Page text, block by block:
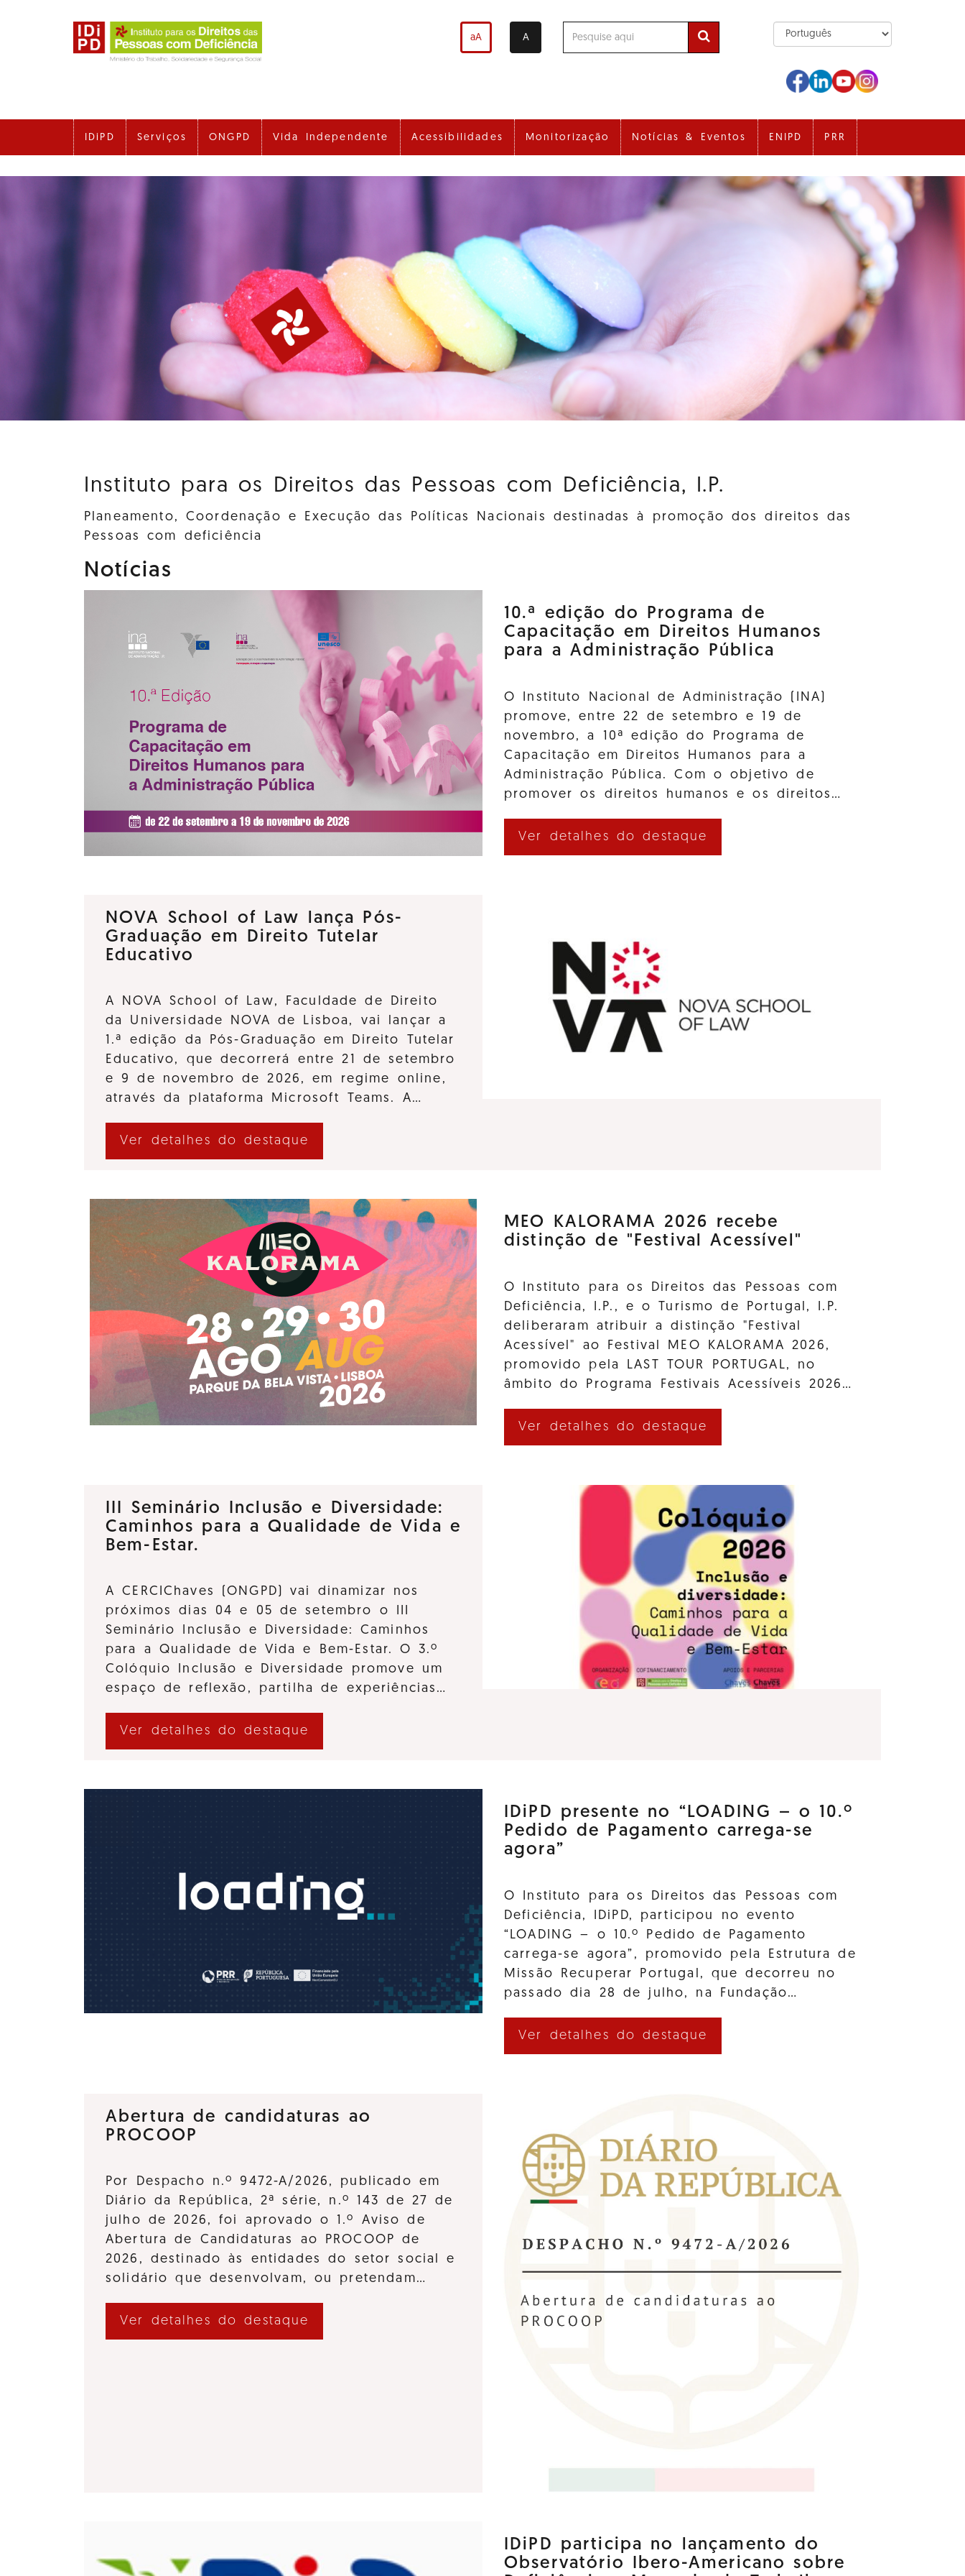
aA A
IDiPD Serviços ONGPD Vida Independente Acessibilidades Monitorização Notícias & Eventos ENIPD PRR
Instituto para os Direitos das Pessoas com Deficiência, I.P.
Planeamento, Coordenação e Execução das Políticas Nacionais destinadas à promoção dos direitos das
Pessoas com deficiência
Notícias
10.ª edição do Programa de
Capacitação em Direitos Humanos
para a Administração Pública
O Instituto Nacional de Administração (INA)
promove, entre 22 de setembro e 19 de
novembro, a 10ª edição do Programa de
Capacitação em Direitos Humanos para a
Administração Pública. Com o objetivo de
promover os direitos humanos e os direitos…
Ver detalhes do destaque
NOVA School of Law lança Pós-
Graduação em Direito Tutelar
Educativo
A NOVA School of Law, Faculdade de Direito
da Universidade NOVA de Lisboa, vai lançar a
1.ª edição da Pós-Graduação em Direito Tutelar
Educativo, que decorrerá entre 21 de setembro
e 9 de novembro de 2026, em regime online,
através da plataforma Microsoft Teams. A…
Ver detalhes do destaque
MEO KALORAMA 2026 recebe
distinção de "Festival Acessível"
O Instituto para os Direitos das Pessoas com
Deficiência, I.P., e o Turismo de Portugal, I.P.
deliberaram atribuir a distinção "Festival
Acessível" ao Festival MEO KALORAMA 2026,
promovido pela LAST TOUR PORTUGAL, no
âmbito do Programa Festivais Acessíveis 2026…
Ver detalhes do destaque
III Seminário Inclusão e Diversidade:
Caminhos para a Qualidade de Vida e
Bem-Estar.
A CERCIChaves (ONGPD) vai dinamizar nos
próximos dias 04 e 05 de setembro o III
Seminário Inclusão e Diversidade: Caminhos
para a Qualidade de Vida e Bem-Estar. O 3.º
Colóquio Inclusão e Diversidade promove um
espaço de reflexão, partilha de experiências…
Ver detalhes do destaque
IDiPD presente no “LOADING – o 10.º
Pedido de Pagamento carrega-se
agora”
O Instituto para os Direitos das Pessoas com
Deficiência, IDiPD, participou no evento
“LOADING – o 10.º Pedido de Pagamento
carrega-se agora”, promovido pela Estrutura de
Missão Recuperar Portugal, que decorreu no
passado dia 28 de julho, na Fundação…
Ver detalhes do destaque
Abertura de candidaturas ao
PROCOOP
Por Despacho n.º 9472-A/2026, publicado em
Diário da República, 2ª série, n.º 143 de 27 de
julho de 2026, foi aprovado o 1.º Aviso de
Abertura de Candidaturas ao PROCOOP de
2026, destinado às entidades do setor social e
solidário que desenvolvam, ou pretendam…
Ver detalhes do destaque
IDiPD participa no lançamento do
Observatório Ibero-Americano sobre